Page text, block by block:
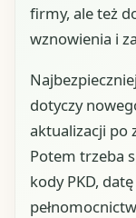
firmy, ale też
wznowienia i
dotyczy
aktualizacji po
Potem trzeba
kody PKD,